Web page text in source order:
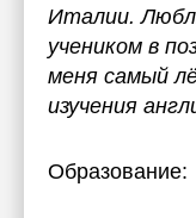
Италии.
учеником в
меня самый
изучения
Образование: